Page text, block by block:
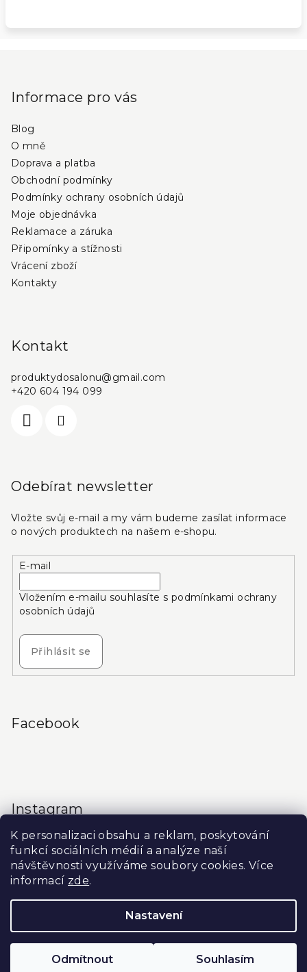
K personalizaci obsahu a reklam, poskytování
funkcí sociálních médií a analýze naší
návštěvnosti využíváme soubory cookies. Více
informací zde.
Nastavení
Odmítnout Souhlasím
Informace pro vás
Blog
O mně
Doprava a platba
Obchodní podmínky
Podmínky ochrany osobních údajů
Moje objednávka
Reklamace a záruka
Připomínky a stížnosti
Vrácení zboží
Kontakty
Kontakt
produktydosalonu@gmail.com
+420 604 194 099
Odebírat newsletter
Vložte svůj e-mail a my vám budeme zasílat informace
o nových produktech na našem e-shopu.
E-mail
Vložením e-mailu souhlasíte s podmínkami ochrany
osobních údajů
Přihlásit se
Facebook
Instagram
Sledovat na Instagramu
Upravit nastavení cookies